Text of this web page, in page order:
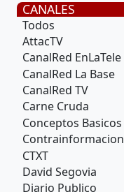
CANALES
Todos
AttacTV
CanalRed EnLaTele
CanalRed La Base
CanalRed TV
Carne Cruda
Conceptos Basicos
Contrainformacion
CTXT
David Segovia
Diario Publico